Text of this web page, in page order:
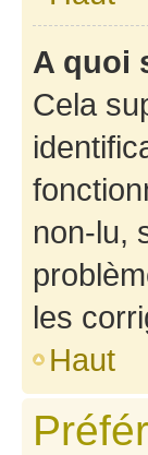
A quoi
Cela
non-lu,
les
Haut